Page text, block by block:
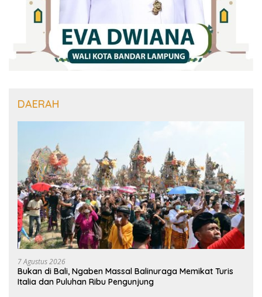
DAERAH
7 Agustus 2026
Bukan di Bali, Ngaben Massal Balinuraga Memikat Turis
Italia dan Puluhan Ribu Pengunjung